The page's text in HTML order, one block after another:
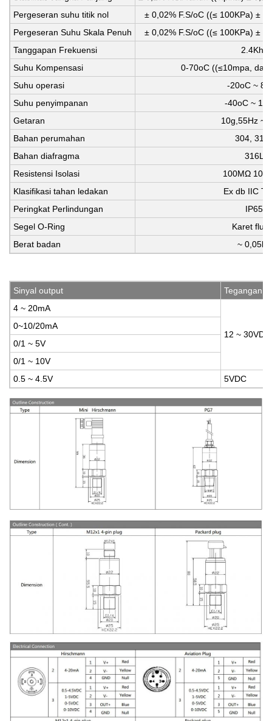
Pergeseran suhu titik nol
± 0,02% F.S/oC ((≤ 100KPa) ±
Pergeseran Suhu Skala Penuh
± 0,02% F.S/oC ((≤ 100KPa) ±
Tanggapan Frekuensi
2.4Khz
Suhu Kompensasi
0-70oC ((≤10mpa,
Suhu operasi
-20oC ~
Suhu penyimpanan
-40oC ~
Getaran
10g,55Hz ~
Bahan perumahan
304,
Bahan diafragma
316L
Resistensi Isolasi
100MΩ
Klasifikasi tahan ledakan
Ex db IIC
Peringkat Perlindungan
IP65
Segel O-Ring
Karet
Berat badan
~ 0,05kg
Sinyal output
Tegangan
4 ~ 20mA
12 ~ 30VDC
0~10/20mA
0/1 ~ 5V
0/1 ~ 10V
0.5 ~ 4.5V
5VDC